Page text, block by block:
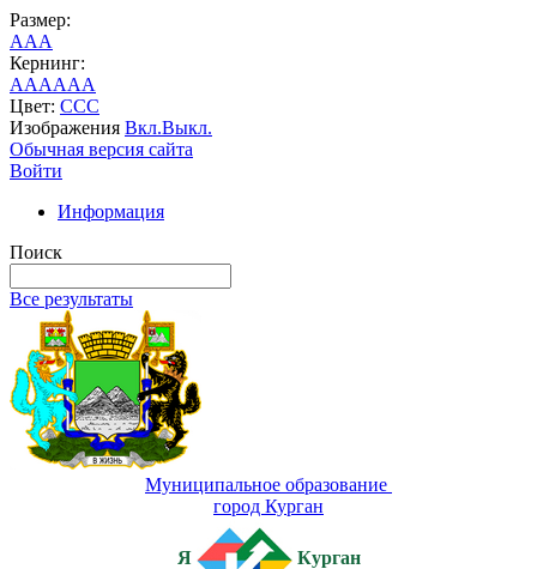
Размер:
AAA
Кернинг:
AAAAAA
Цвет: CCC
Изображения Вкл.Выкл.
Обычная версия сайта
Войти
Информация
Поиск
Все результаты
Муниципальное образование
город Курган
Я Курган